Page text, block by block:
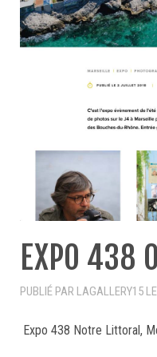
EXPO 438
PUBLIÉ PAR LAGALLERY15 LE
Expo 438 Notre Littoral,